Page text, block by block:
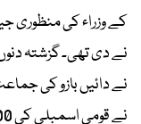
کے وزراء کی منظوری
نے دی تھی۔ گزشتہ
نے دائیں بازو کی